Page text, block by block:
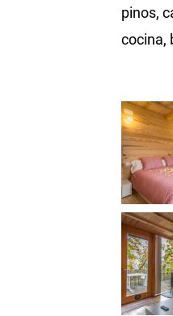
pinos,
cocina,